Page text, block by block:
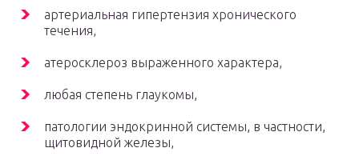
артериальная гипертензия хронического
течения,
атеросклероз выраженного характера,
любая степень глаукомы,
патологии эндокринной системы, в частности,
щитовидной железы,